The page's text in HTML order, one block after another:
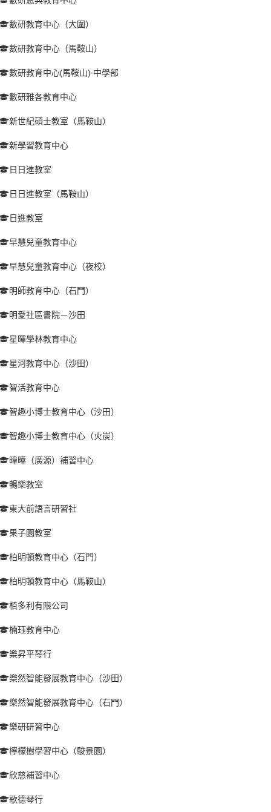
數研教育中心（大圍）
數研教育中心（馬鞍山）
數研教育中心(馬鞍山)-中學部
數研雅各教育中心
新世紀碩士教室（馬鞍山）
新學習教育中心
日日進教室
日日進教室（馬鞍山）
日進教室
早慧兒童教育中心
早慧兒童教育中心（夜校）
明師教育中心（石門）
明愛社區書院－沙田
星暉學林教育中心
星河教育中心（沙田）
智活教育中心
智趣小博士教育中心（沙田）
智趣小博士教育中心（火炭）
暐曄（廣源）補習中心
暢樂教室
東大前語言研習社
果子園教室
柏明頓教育中心（石門）
柏明頓教育中心（馬鞍山）
栢多利有限公司
楠珏教育中心
樂昇平琴行
樂然智能發展教育中心（沙田）
樂然智能發展教育中心（石門）
樂研研習中心
檸檬樹學習中心（駿景園）
欣慈補習中心
歌德琴行